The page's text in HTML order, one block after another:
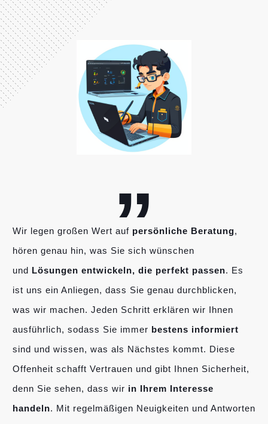
„
Wir legen großen Wert auf persönliche Beratung,
hören genau hin, was Sie sich wünschen
und Lösungen entwickeln, die perfekt passen. Es
ist uns ein Anliegen, dass Sie genau durchblicken,
was wir machen. Jeden Schritt erklären wir Ihnen
ausführlich, sodass Sie immer bestens informiert
sind und wissen, was als Nächstes kommt. Diese
Offenheit schafft Vertrauen und gibt Ihnen Sicherheit,
denn Sie sehen, dass wir in Ihrem Interesse
handeln. Mit regelmäßigen Neuigkeiten und Antworten